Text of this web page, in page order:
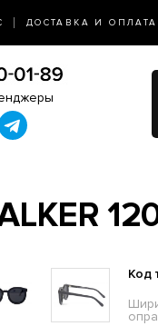
ДОСТАВКА И ОПЛАТА
Код